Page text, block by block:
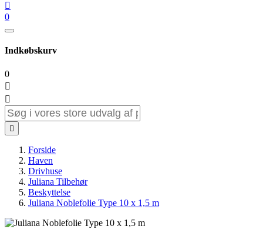

0
Indkøbskurv
0



Forside
Haven
Drivhuse
Juliana Tilbehør
Beskyttelse
Juliana Noblefolie Type 10 x 1,5 m